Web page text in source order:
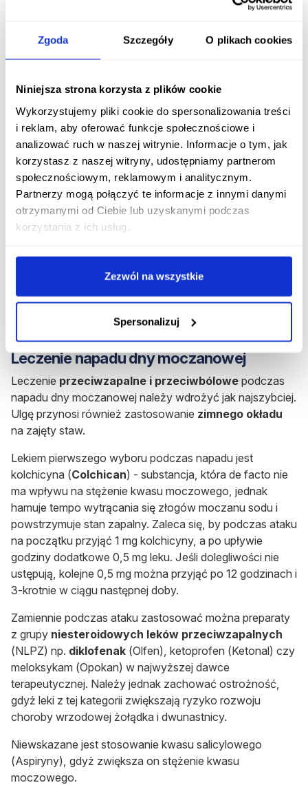
Zgoda Szczegóły O plikach cookies
Niniejsza strona korzysta z plików cookie
Wykorzystujemy pliki cookie do spersonalizowania treści
i reklam, aby oferować funkcje społecznościowe i
analizować ruch w naszej witrynie. Informacje o tym, jak
korzystasz z naszej witryny, udostępniamy partnerom
społecznościowym, reklamowym i analitycznym.
Partnerzy mogą połączyć te informacje z innymi danymi
otrzymanymi od Ciebie lub uzyskanymi podczas
korzystania z ich usług.
Zezwól na wszystkie
Spersonalizuj
Podstawą leczenia dny moczanowej jest zmiana diety na
ubogopurynową.
warzywa (z wykluczeniem roślin strączkowych) i
produkty zbożowe. Należy unikać spożywania tłustego
mięsa, podrobów, bulionów, produktów słodzonych
syropem glukozowo-fruktozowym i alkoholu.
Dieta bogata w
węglowodany nasila wydalanie
moczowego, natomiast bogata w
tłuszcze ogranicza
usuwanie związku. Kluczowe jest również
nawadnianie
organizmu.
naczyniowego. Pacjenci powinni dążyć do
masy ciała, regulacji ciśnienia tętniczego, glikemii i profilu
Leczenie napadu dny moczanowej
Leczenie przeciwzapalne i przeciwbólowe podczas
napadu dny moczanowej należy wdrożyć jak najszybciej.
Ulgę przynosi również zastosowanie zimnego okładu
na zajęty staw.
Lekiem pierwszego wyboru podczas napadu jest
kolchicyna (Colchican) - substancja, która de facto nie
ma wpływu na stężenie kwasu moczowego, jednak
hamuje tempo wytrącania się złogów moczanu sodu i
powstrzymuje stan zapalny. Zaleca się, by podczas ataku
na początku przyjąć 1 mg kolchicyny, a po upływie
godziny dodatkowe 0,5 mg leku. Jeśli dolegliwości nie
ustępują, kolejne 0,5 mg można przyjąć po 12 godzinach i
3-krotnie w ciągu następnej doby.
Zamiennie podczas ataku zastosować można preparaty
z grupy niesteroidowych leków przeciwzapalnych
(NLPZ) np. diklofenak (Olfen), ketoprofen (Ketonal) czy
meloksykam (Opokan) w najwyższej dawce
terapeutycznej. Należy jednak zachować ostrożność,
gdyż leki z tej kategorii zwiększają ryzyko rozwoju
choroby wrzodowej żołądka i dwunastnicy.
Niewskazane jest stosowanie kwasu salicylowego
(Aspiryny), gdyż zwiększa on stężenie kwasu
moczowego.